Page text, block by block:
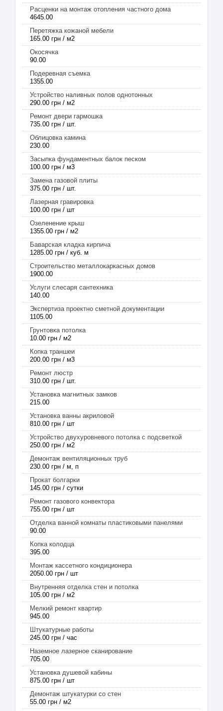
Расценки на монтаж отопления частного дома
4645.00
Перетяжка кожаной мебели
165.00 грн / м2
Окосячка
90.00
Подеревная съемка
1355.00
Устройство наливных полов однотонных
290.00 грн / м2
Ремонт двери гармошка
735.00 грн / шт.
Облицовка камина
230.00
Засыпка фундаментных балок песком
100.00 грн / м3
Замена газовой плиты
375.00 грн / шт.
Лазерная гравировка
100.00 грн / шт
Озеленение крыш
1355.00 грн / м2
Баварская кладка кирпича
1285.00 грн / куб. м
Строительство металлокаркасных домов
1900.00
Услуги слесаря сантехника
140.00
Экспертиза проектно сметной документации
1105.00
Грунтовка потолка
10.00 грн / м2
Копка траншеи
200.00 грн / м3
Ремонт люстр
310.00 грн / шт.
Установка магнитных замков
215.00
Установка ванны акриловой
810.00 грн / шт
Устройство двухуровневого потолка с подсветкой
250.00 грн / м2
Демонтаж вентиляционных труб
230.00 грн / м, п
Прокат болгарки
145.00 грн / сутки
Ремонт газового конвектора
755.00 грн / шт
Отделка ванной комнаты пластиковыми панелями
90.00
Копка колодца
395.00
Монтаж кассетного кондиционера
2050.00 грн / шт
Внутренняя отделка стен и потолка
105.00 грн / м2
Мелкий ремонт квартир
945.00
Штукатурные работы
245.00 грн / час
Наземное лазерное сканирование
705.00
Установка душевой кабины
875.00 грн / шт
Демонтаж штукатурки со стен
55.00 грн / м2